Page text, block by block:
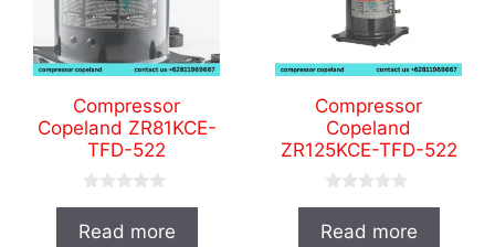
Compressor
Copeland ZR81KCE-
TFD-522
u
Read more
Compressor
Copeland
ZR125KCE-TFD-522
u
Read more